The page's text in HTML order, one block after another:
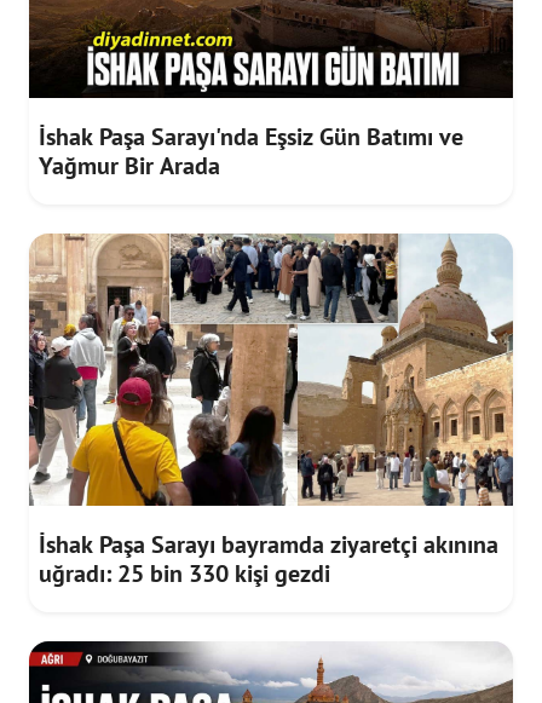
İshak Paşa Sarayı'nda Eşsiz Gün Batımı ve
Yağmur Bir Arada
İshak Paşa Sarayı bayramda ziyaretçi akınına
uğradı: 25 bin 330 kişi gezdi